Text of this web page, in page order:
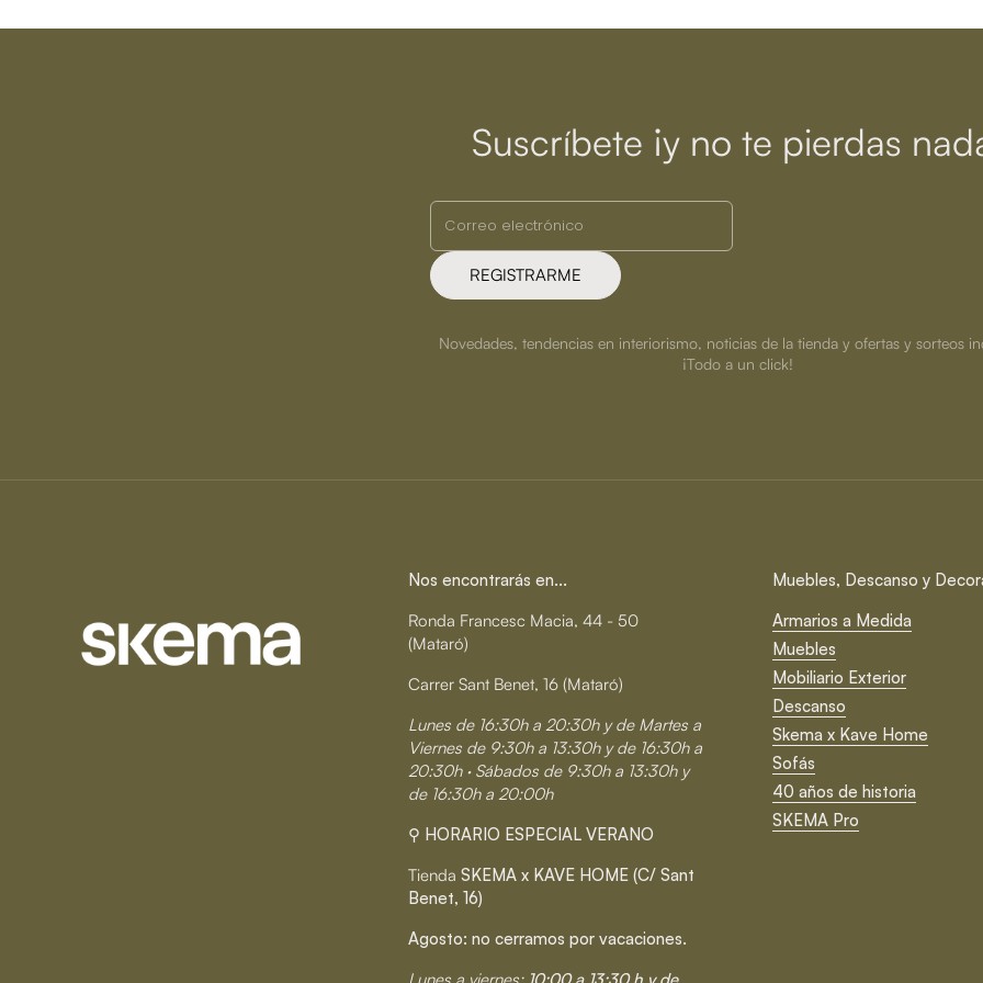
Suscríbete ¡y no te pierdas
REGISTRARME
Novedades, tendencias en interiorismo, noticias de la tienda y ofertas y sorteos
¡Todo a un click!
Nos encontrarás en...
Ronda Francesc Macia, 44 - 50
(Mataró)
Carrer Sant Benet, 16 (Mataró)
Lunes de 16:30h a 20:30h y de Martes a
Viernes de 9:30h a 13:30h y de 16:30h a
20:30h · Sábados de 9:30h a 13:30h y
de 16:30h a 20:00h
⚲ HORARIO ESPECIAL VERANO
Tienda SKEMA x KAVE HOME (C/ Sant
Benet, 16)
Agosto: no cerramos por vacaciones.
Muebles, Descanso y
Armarios a Medida
Muebles
Mobiliario Exterior
Descanso
Skema x Kave Home
Sofás
40 años de historia
SKEMA Pro